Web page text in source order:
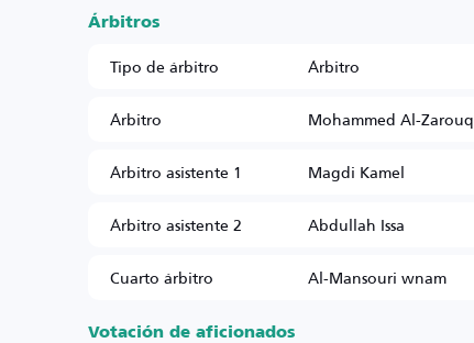
Árbitros
Tipo de árbitro
Árbitro
Árbitro
Mohammed Al-Zarouq
Árbitro asistente 1
Magdi Kamel
Árbitro asistente 2
Abdullah Issa
Cuarto árbitro
Al-Mansouri wnam
Votación de aficionados